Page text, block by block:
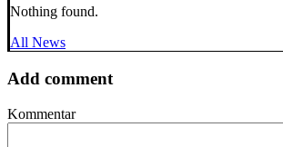
Nothing found.
All News
Add comment
Kommentar